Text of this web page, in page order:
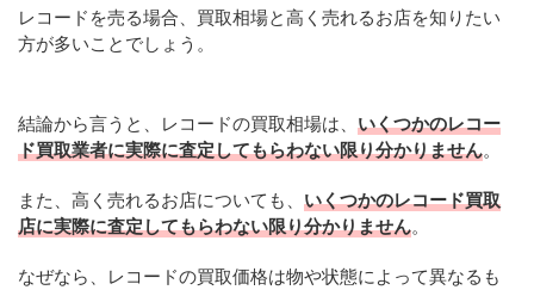
レコードを売る場合、買取相場と高く売れるお店を知りたい
方が多いことでしょう。
結論から言うと、レコードの買取相場は、 いくつかのレコー
ド買取業者に実際に査定してもらわない限り分かりません。
また、高く売れるお店についても、 いくつかのレコード買取
店に実際に査定してもらわない限り分かりません。
なぜなら、レコードの買取価格は物や状態によって異なるも